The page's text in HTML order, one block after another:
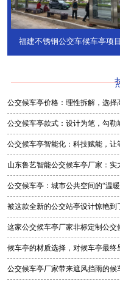
福建不锈钢公交车候车亭项目
公交候车亭价格：理性拆解，选择
公交候车亭款式：设计为笔，勾勒
公交候车亭智能化：科技赋能，让
山东鲁艺智能公交候车亭厂家：实
程
公交候车亭：城市公共空间的“温
被这款全新的公交站亭设计惊艳到
产厂家生
这家公交候车亭厂家非标定制公交
候车亭的材质选择，对候车亭最终
公交候车亭厂家带来遮风挡雨的候